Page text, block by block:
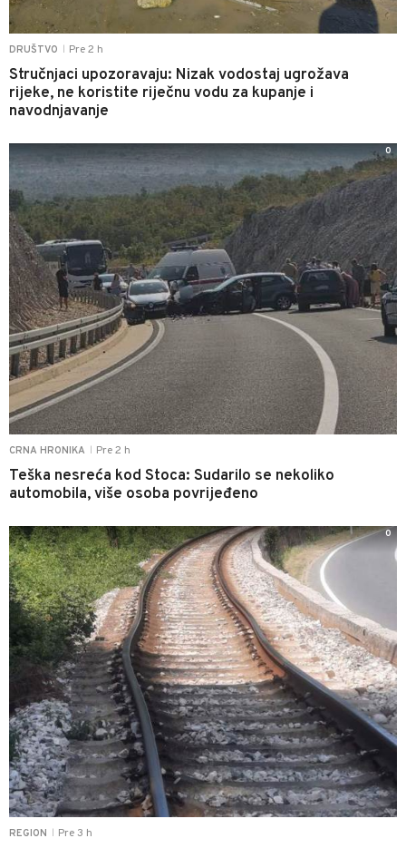
DRUŠTVO Pre 2 h
Stručnjaci upozoravaju: Nizak vodostaj ugrožava
rijeke, ne koristite riječnu vodu za kupanje i
navodnjavanje
CRNA HRONIKA Pre 2 h
Teška nesreća kod Stoca: Sudarilo se nekoliko
automobila, više osoba povrijeđeno
0
REGION Pre 3 h
0